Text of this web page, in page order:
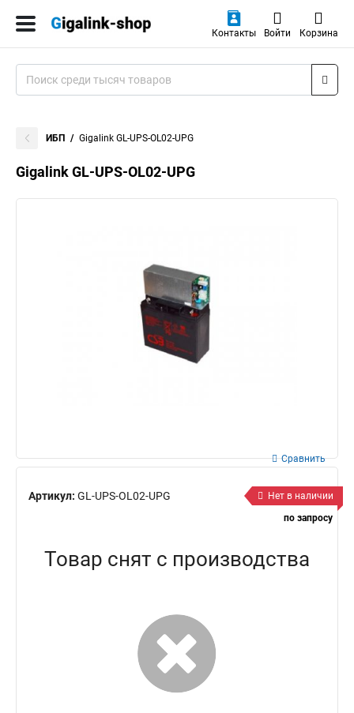
Контакты Войти Корзина
ИБП Gigalink GL-UPS-OL02-UPG
Gigalink GL-UPS-OL02-UPG
Артикул: GL-UPS-OL02-UPG
Сравнить
Нет в наличии
по запросу
Товар снят с производства